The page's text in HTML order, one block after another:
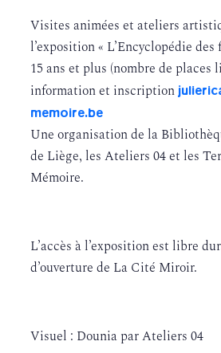
Visites animées et ateliers
l’exposition « L’Encyclopédie des
15 ans et plus (nombre de places
information et inscription
memoire.be
Une organisation de la
de Liège, les Ateliers 04 et les
Mémoire.
L’accès à l’exposition est libre
d’ouverture de La Cité Miroir.
Visuel : Dounia par Ateliers 04